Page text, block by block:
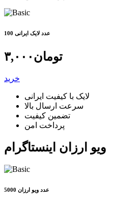
100 عدد لایک ایرانی
۳,۰۰۰تومان
خرید
لایک با کیفیت ایرانی
سرعت ارسال بالا
تضمین کیفیت
پرداخت امن
ویو ارزان اینستاگرام
5000 عدد ویو ارزان